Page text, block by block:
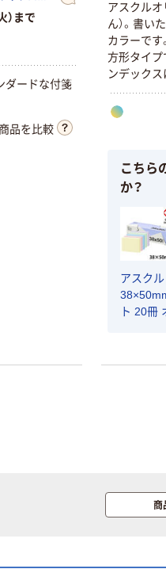
）まで
ダードな付箋
商品を比較
アスクルオ
ん）。書い
カラーで
方形タイプ
ンデックス
こちら
か？
アスク
ト 20冊
商